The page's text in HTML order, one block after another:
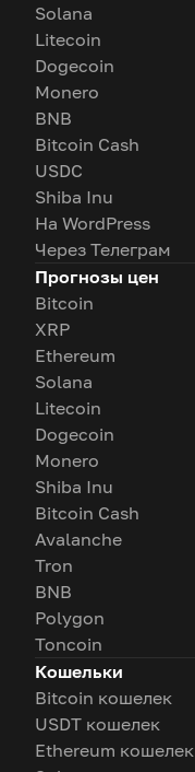
Solana
Litecoin
Dogecoin
Monero
BNB
Bitcoin Cash
USDC
Shiba Inu
На WordPress
Через Телеграм
Прогнозы цен
Bitcoin
XRP
Ethereum
Solana
Litecoin
Dogecoin
Monero
Shiba Inu
Bitcoin Cash
Avalanche
Tron
BNB
Polygon
Toncoin
Кошельки
Bitcoin кошелек
USDT кошелек
Ethereum кошелек